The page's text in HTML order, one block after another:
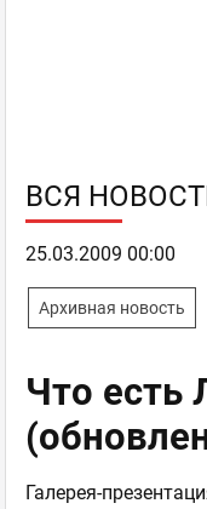
ВСЯ
25.03.2009 00:00
Архивная новость
Что есть
Галерея-